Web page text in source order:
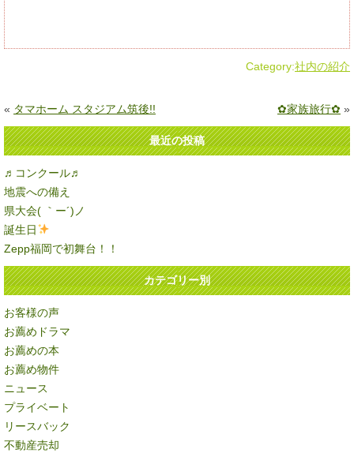
Category:社内の紹介
« タマホーム スタジアム筑後!! ✿家族旅行✿ »
最近の投稿
♬コンクール♬
地震への備え
県大会( ｀ー´)ノ
誕生日
Zepp福岡で初舞台！！
カテゴリー別
お客様の声
お薦めドラマ
お薦めの本
お薦め物件
ニュース
プライベート
リースバック
不動産売却